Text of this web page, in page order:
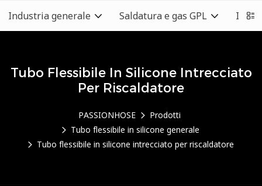
Industria generale Saldatura e gas GPL
Tubo Flessibile In Silicone Intrecciato
Per Riscaldatore
PASSIONHOSE
Prodotti
Tubo flessibile in silicone generale
Tubo flessibile in silicone intrecciato per riscaldatore